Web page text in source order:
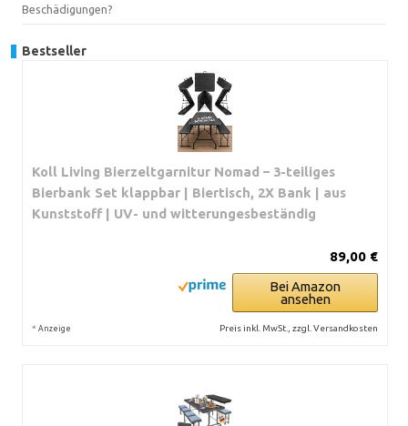
Beschädigungen?
Bestseller
Koll Living Bierzeltgarnitur Nomad – 3-teiliges
Bierbank Set klappbar | Biertisch, 2X Bank | aus
Kunststoff | UV- und witterungesbeständig
89,00 €
Bei Amazon
ansehen
* Anzeige Preis inkl. MwSt., zzgl. Versandkosten